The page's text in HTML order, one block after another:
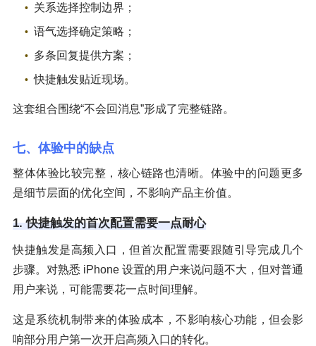
关系选择控制边界；
语气选择确定策略；
多条回复提供方案；
快捷触发贴近现场。
这套组合围绕“不会回消息”形成了完整链路。
七、体验中的缺点
整体体验比较完整，核心链路也清晰。体验中的问题更多
是细节层面的优化空间，不影响产品主价值。
1. 快捷触发的首次配置需要一点耐心
快捷触发是高频入口，但首次配置需要跟随引导完成几个
步骤。对熟悉 iPhone 设置的用户来说问题不大，但对普通
用户来说，可能需要花一点时间理解。
这是系统机制带来的体验成本，不影响核心功能，但会影
响部分用户第一次开启高频入口的转化。